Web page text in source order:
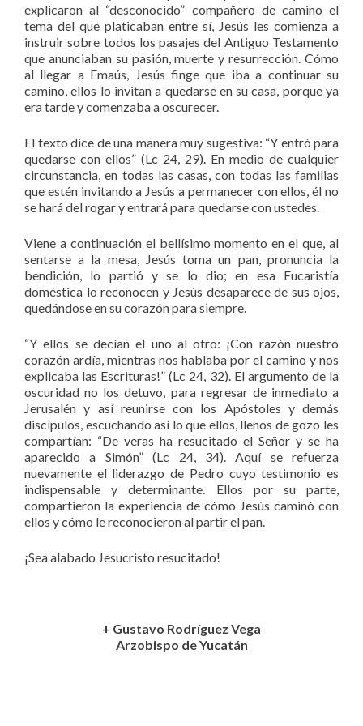
explicaron al “desconocido” compañero de camino el
tema del que platicaban entre sí, Jesús les comienza a
instruir sobre todos los pasajes del Antiguo Testamento
que anunciaban su pasión, muerte y resurrección. Cómo
al llegar a Emaús, Jesús finge que iba a continuar su
camino, ellos lo invitan a quedarse en su casa, porque ya
era tarde y comenzaba a oscurecer.
El texto dice de una manera muy sugestiva: “Y entró para
quedarse con ellos” (Lc 24, 29). En medio de cualquier
circunstancia, en todas las casas, con todas las familias
que estén invitando a Jesús a permanecer con ellos, él no
se hará del rogar y entrará para quedarse con ustedes.
Viene a continuación el bellísimo momento en el que, al
sentarse a la mesa, Jesús toma un pan, pronuncia la
bendición, lo partió y se lo dio; en esa Eucaristía
doméstica lo reconocen y Jesús desaparece de sus ojos,
quedándose en su corazón para siempre.
“Y ellos se decían el uno al otro: ¡Con razón nuestro
corazón ardía, mientras nos hablaba por el camino y nos
explicaba las Escrituras!” (Lc 24, 32). El argumento de la
oscuridad no los detuvo, para regresar de inmediato a
Jerusalén y así reunirse con los Apóstoles y demás
discípulos, escuchando así lo que ellos, llenos de gozo les
compartían: “De veras ha resucitado el Señor y se ha
aparecido a Simón” (Lc 24, 34). Aquí se refuerza
nuevamente el liderazgo de Pedro cuyo testimonio es
indispensable y determinante. Ellos por su parte,
compartieron la experiencia de cómo Jesús caminó con
ellos y cómo le reconocieron al partir el pan.
¡Sea alabado Jesucristo resucitado!
+ Gustavo Rodríguez Vega
Arzobispo de Yucatán